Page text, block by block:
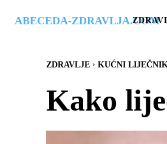
ABECEDA-ZDRAVLJA.COM
ZDRAVLJE KUĆNI LIJEČNIK
Kako